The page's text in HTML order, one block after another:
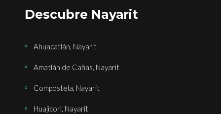
Descubre Nayarit
Ahuacatlán, Nayarit
Amatlán de Cañas, Nayarit
Compostela, Nayarit
Huajicori, Nayarit